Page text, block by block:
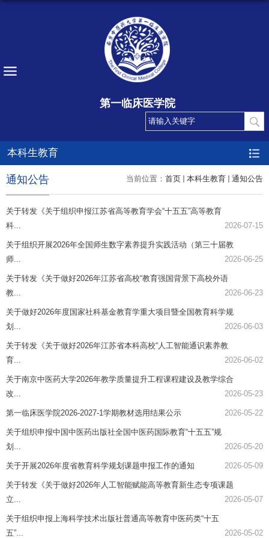
第一临床医学院
本科生教育
当前位置： 首页 本科生教育 通知公告
通知公告
关于转发《关于组织申报江苏省高等教育学会“十五五”高等教育
科...
2026-07-15
关于组织开展2026年全国师生数字素养提升实践活动（第三十届教
师...
2026-06-25
关于转发《关于做好2026年江苏省高校“教育强国背景下高校外语
教...
2026-06-23
关于做好2026年度国家社科基金教育学重大项目暨全国教育科学规
划...
2026-06-03
关于转发《关于做好2026年江苏省本科高校“人工智能通识素养教
育...
2026-06-02
关于南京中医药大学2026年教学质量提升工程课程建设及教学综合
改...
2026-05-23
第一临床医学院2026-2027-1学期教材选用结果公示 2026-05-22
关于组织申报中国中医药出版社全国中医药国际教育“十五五”规
划...
2026-05-20
关于开展2026年度省教育科学规划课题申报工作的通知 2026-05-09
关于转发《关于做好2026年人工智能赋能高等教育新生态专项课题
立...
2026-05-07
关于组织申报上海科学技术出版社普通高等教育中医药类“十五
五”...
2026-05-02